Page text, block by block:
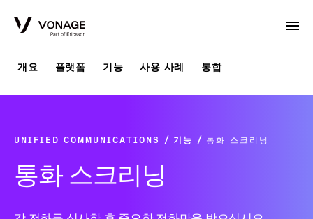
개요 플랫폼 기능 사용 사례 통합
UNIFIED COMMUNICATIONS 기능 통화 스크리닝
통화 스크리닝